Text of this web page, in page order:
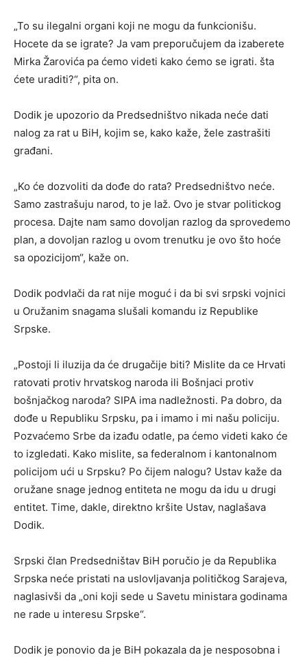
„To su ilegalni organi koji ne mogu da funkcionišu.
Hocete da se igrate? Ja vam preporučujem da izaberete
Mirka Žarovića pa ćemo videti kako ćemo se igrati. šta
ćete uraditi?“, pita on.
Dodik je upozorio da Predsedništvo nikada neće dati
nalog za rat u BiH, kojim se, kako kaže, žele zastrašiti
građani.
„Ko će dozvoliti da dođe do rata? Predsedništvo neće.
Samo zastrašuju narod, to je laž. Ovo je stvar politickog
procesa. Dajte nam samo dovoljan razlog da sprovedemo
plan, a dovoljan razlog u ovom trenutku je ovo što hoće
sa opozicijom“, kaže on.
Dodik podvlači da rat nije moguć i da bi svi srpski vojnici
u Oružanim snagama slušali komandu iz Republike
Srpske.
„Postoji li iluzija da će drugačije biti? Mislite da ce Hrvati
ratovati protiv hrvatskog naroda ili Bošnjaci protiv
bošnjačkog naroda? SIPA ima nadležnosti. Pa dobro, da
dođe u Republiku Srpsku, pa i imamo i mi našu policiju.
Pozvaćemo Srbe da izađu odatle, pa ćemo videti kako će
to izgledati. Kako mislite, sa federalnom i kantonalnom
policijom ući u Srpsku? Po čijem nalogu? Ustav kaže da
oružane snage jednog entiteta ne mogu da idu u drugi
entitet. Time, dakle, direktno kršite Ustav, naglašava
Dodik.
Srpski član Predsedništav BiH poručio je da Republika
Srpska neće pristati na uslovljavanja političkog Sarajeva,
naglasivši da „oni koji sede u Savetu ministara godinama
ne rade u interesu Srpske“.
Dodik je ponovio da je BiH pokazala da je nesposobna i